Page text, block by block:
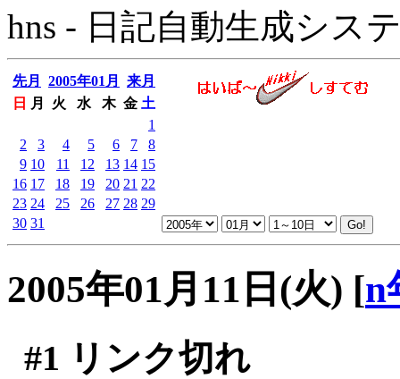
hns - 日記自動生成シス
先月 2005年01月
来月
日
月 火 水 木 金 土
1
2
3 4 5 6 7
8
9 10 11 12 13 14 15
16 17 18 19 20 21 22
23 24 25 26 27 28 29
30 31
2005年01月11日(火) [n
#1 リンク切れ